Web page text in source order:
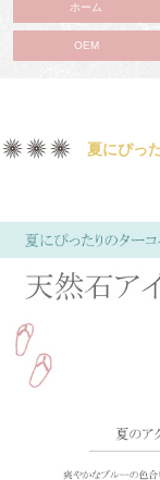
ホーム
OEM
夏にぴっ